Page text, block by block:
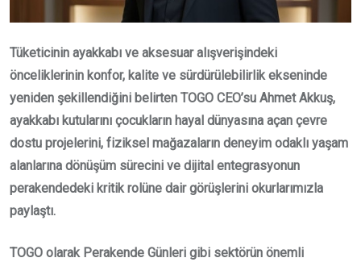
Tüketicinin ayakkabı ve aksesuar alışverişindeki
önceliklerinin konfor, kalite ve sürdürülebilirlik ekseninde
yeniden şekillendiğini belirten TOGO CEO’su Ahmet Akkuş,
ayakkabı kutularını çocukların hayal dünyasına açan çevre
dostu projelerini, fiziksel mağazaların deneyim odaklı yaşam
alanlarına dönüşüm sürecini ve dijital entegrasyonun
perakendedeki kritik rolüne dair görüşlerini okurlarımızla
paylaştı.
TOGO olarak Perakende Günleri gibi sektörün önemli